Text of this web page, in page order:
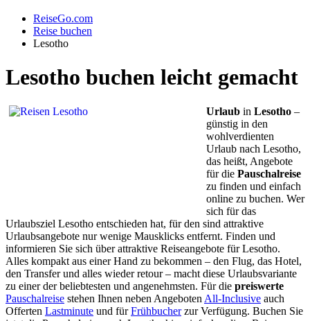
ReiseGo.com
Reise buchen
Lesotho
Lesotho buchen leicht gemacht
Urlaub in Lesotho –
günstig in den
wohlverdienten
Urlaub nach Lesotho,
das heißt, Angebote
für die Pauschalreise
zu finden und einfach
online zu buchen. Wer
sich für das
Urlaubsziel Lesotho entschieden hat, für den sind attraktive
Urlaubsangebote nur wenige Mausklicks entfernt. Finden und
informieren Sie sich über attraktive Reiseangebote für Lesotho.
Alles kompakt aus einer Hand zu bekommen – den Flug, das Hotel,
den Transfer und alles wieder retour – macht diese Urlaubsvariante
zu einer der beliebtesten und angenehmsten. Für die preiswerte
Pauschalreise stehen Ihnen neben Angeboten All-Inclusive auch
Offerten Lastminute und fürFrühbucherzur Verfügung. Buchen Sie